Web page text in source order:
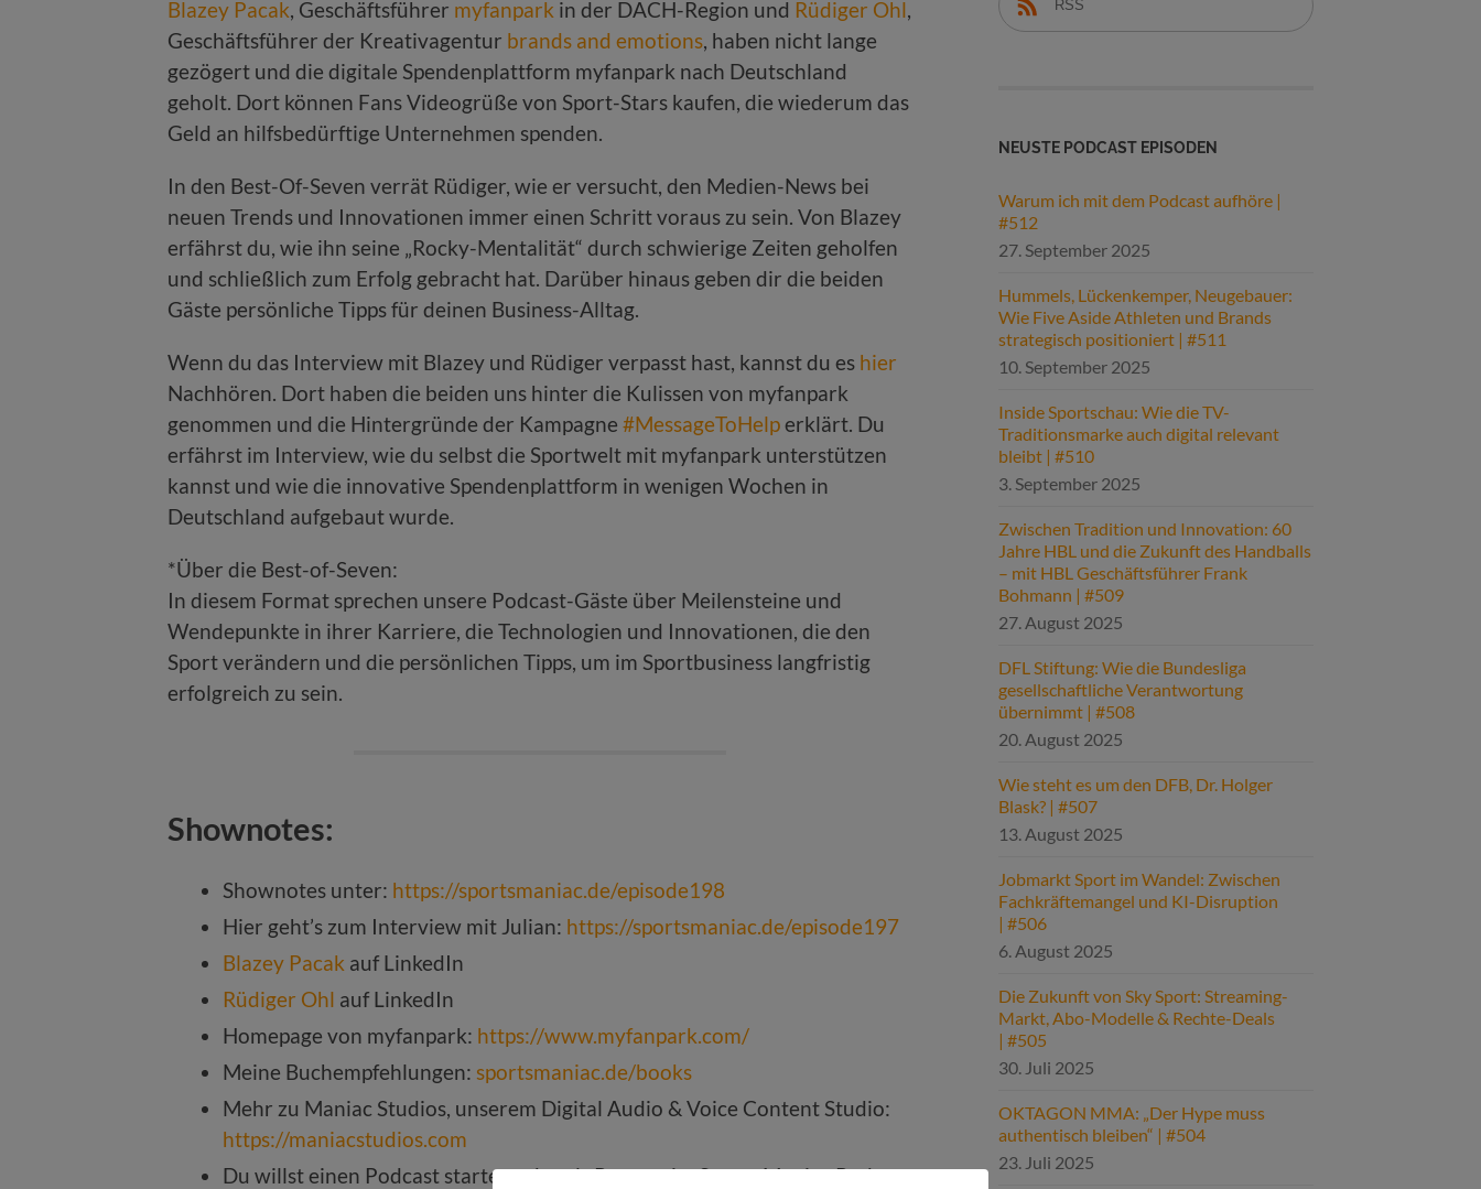
Blazey Pacak, Geschäftsführer myfanpark in der DACH-Region und Rüdiger Ohl,
Geschäftsführer der Kreativagentur brands and emotions, haben nicht lange
gezögert und die digitale Spendenplattform myfanpark nach Deutschland
geholt. Dort können Fans Videogrüße von Sport-Stars kaufen, die wiederum das
Geld an hilfsbedürftige Unternehmen spenden.
In den Best-Of-Seven verrät Rüdiger, wie er versucht, den Medien-News bei
neuen Trends und Innovationen immer einen Schritt voraus zu sein. Von Blazey
erfährst du, wie ihn seine „Rocky-Mentalität“ durch schwierige Zeiten geholfen
und schließlich zum Erfolg gebracht hat. Darüber hinaus geben dir die beiden
Gäste persönliche Tipps für deinen Business-Alltag.
Wenn du das Interview mit Blazey und Rüdiger verpasst hast, kannst du es hier
Nachhören. Dort haben die beiden uns hinter die Kulissen von myfanpark
genommen und die Hintergründe der Kampagne #MessageToHelperklärt. Du
erfährst im Interview, wie du selbst die Sportwelt mit myfanpark unterstützen
kannst und wie die innovative Spendenplattform in wenigen Wochen in
Deutschland aufgebaut wurde.
*Über die Best-of-Seven:
In diesem Format sprechen unsere Podcast-Gäste über Meilensteine und
Wendepunkte in ihrer Karriere, die Technologien und Innovationen, die den
Sport verändern und die persönlichen Tipps, um im Sportbusiness langfristig
erfolgreich zu sein.
Shownotes:
Shownotes unter: https://sportsmaniac.de/episode198
Hier geht’s zum Interview mit Julian: https://sportsmaniac.de/episode197
Blazey Pacak auf LinkedIn
Rüdiger Ohl auf LinkedIn
Homepage von myfanpark: https://www.myfanpark.com/
Meine Buchempfehlungen: sportsmaniac.de/books
Mehr zu Maniac Studios, unserem Digital Audio & Voice Content Studio:
https://maniacstudios.com
Du willst einen Podcast starten oder als Partner im Sports Maniac Podcast
RSS
NEUSTE PODCAST EPISODEN
Warum ich mit dem Podcast aufhöre |
#512
27. September 2025
Hummels, Lückenkemper, Neugebauer:
Wie Five Aside Athleten und Brands
strategisch positioniert | #511
10. September 2025
Inside Sportschau: Wie die TV-
Traditionsmarke auch digital relevant
bleibt | #510
3. September 2025
Zwischen Tradition und Innovation: 60
Jahre HBL und die Zukunft des Handballs
– mit HBL Geschäftsführer Frank
Bohmann | #509
27. August 2025
DFL Stiftung: Wie die Bundesliga
gesellschaftliche Verantwortung
übernimmt | #508
20. August 2025
Wie steht es um den DFB, Dr. Holger
Blask? | #507
13. August 2025
Jobmarkt Sport im Wandel: Zwischen
Fachkräftemangel und KI-Disruption
| #506
6. August 2025
Die Zukunft von Sky Sport: Streaming-
Markt, Abo-Modelle & Rechte-Deals
| #505
30. Juli 2025
OKTAGON MMA: „Der Hype muss
authentisch bleiben“ | #504
23. Juli 2025